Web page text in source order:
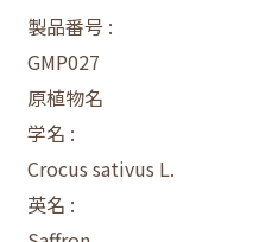
製品番号 :
GMP027
原植物名
学名 :
Crocus sativus L.
英名 :